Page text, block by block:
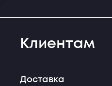
Клиентам
Доставка